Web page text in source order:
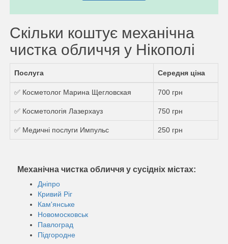
Скільки коштує механічна
чистка обличчя у Нікополі
Послуга Середня ціна
✅ Косметолог Марина Щегловская 700 грн
✅ Косметологія Лазерхауз 750 грн
✅ Медичні послуги Импульс 250 грн
Механічна чистка обличчя у сусідніх містах:
Дніпро
Кривий Ріг
Кам'янське
Новомосковськ
Павлоград
Підгородне